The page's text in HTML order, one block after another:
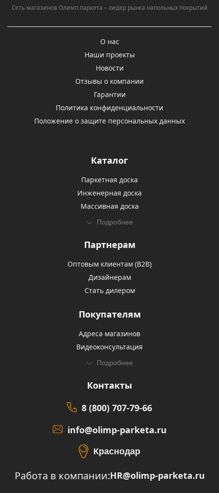
Сеть магазинов Олимп паркета – лидер рынка напольных покрытий
О нас
Наши проекты
Новости
Отзывы о компании
Гарантии
Политика конфиденциальности
Положение о защите персональных данных
Каталог
Паркетная доска
Инженерная доска
Массивная доска
Подробнее
Партнерам
Оптовым клиентам (В2В)
Дизайнерам
Стать дилером
Покупателям
Адреса магазинов
Видеоконсультация
Подробнее
Контакты
8 (800) 707-79-66
info@olimp-parketa.ru
Краснодар
Работа в компании:HR@olimp-parketa.ru